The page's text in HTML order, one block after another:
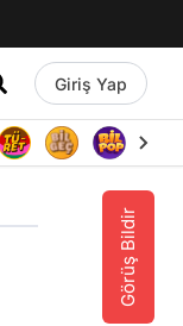
Giriş Yap
Görüş Bildir